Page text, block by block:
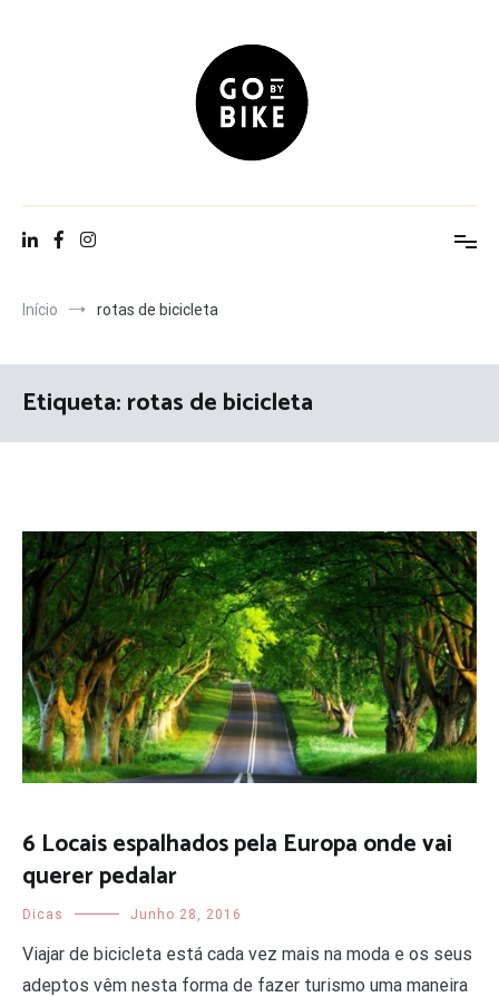
Go By Bike
Início rotas de bicicleta
Etiqueta:rotas de bicicleta
6 Locais espalhados pela Europa onde vai
querer pedalar
Dicas Junho 28, 2016
Viajar de bicicleta está cada vez mais na moda e os seus
adeptos vêm nesta forma de fazer turismo uma maneira